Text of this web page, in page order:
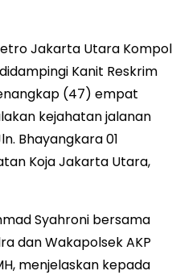
Jakarta Utara Kompol
Kanit Reskrim
(47) empat
kejahatan jalanan
Bhayangkara 01
Koja Jakarta Utara,
Syahroni bersama
dan Wakapolsek AKP
menjelaskan kepada